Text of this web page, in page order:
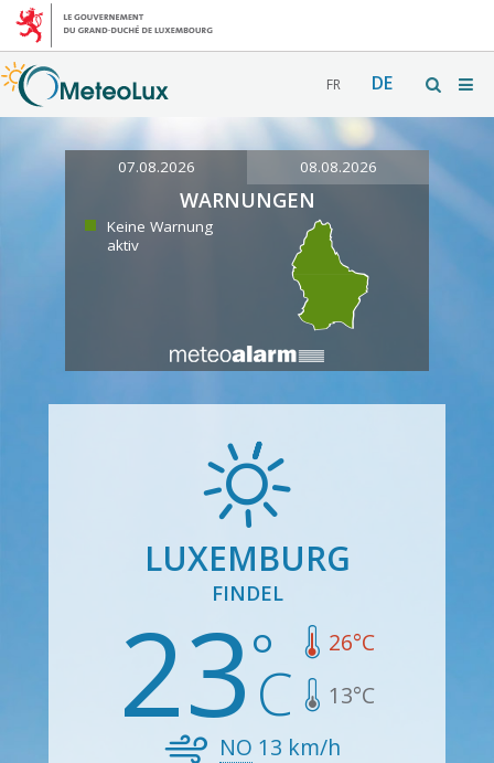
FR DE
07.08.2026 08.08.2026
WARNUNGEN
Keine Warnung
aktiv
LUXEMBURG
FINDEL
23 26°C
13°C
NO 13 km/h